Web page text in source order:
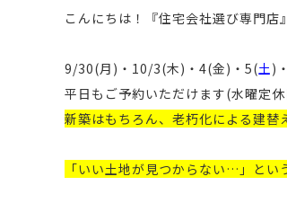
こんにちは！ 『住宅会社選び専門
9/30(月)・10/3(木)・4(金)・5(土)
平日もご予約いただけます(水曜定
新築はもちろん、老朽化による建替
「いい土地が見つからない…」とい